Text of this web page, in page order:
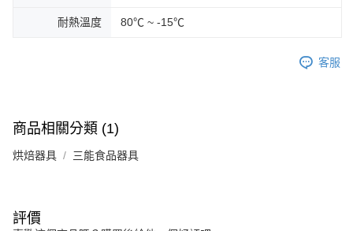
耐熱溫度 80℃ ~ -15℃
客服
商品相關分類 (1)
烘焙器具 三能食品器具
評價